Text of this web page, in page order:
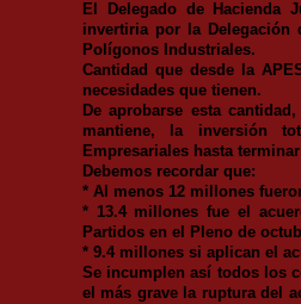
El Delegado de Hacienda
invertiria por la Delegación
Polígonos Industriales.
Cantidad que desde la
necesidades que tienen.
De aprobarse esta
mantiene, la inversión
Empresariales hasta
Debemos recordar que:
* Al menos 12 millones
* 13.4 millones fue el
Partidos en el Pleno de
* 9.4 millones si aplican el
Se incumplen así todos los
el más grave la ruptura del